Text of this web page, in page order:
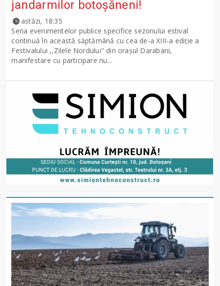
jandarmilor botoșăneni!
astăzi, 18:35
Seria evenimentelor publice specifice sezonului estival
continuă în această săptămână cu cea de-a XIII-a ediție a
Festivalului ,,Zilele Nordului" din orașul Darabani,
manifestare cu participare nu...